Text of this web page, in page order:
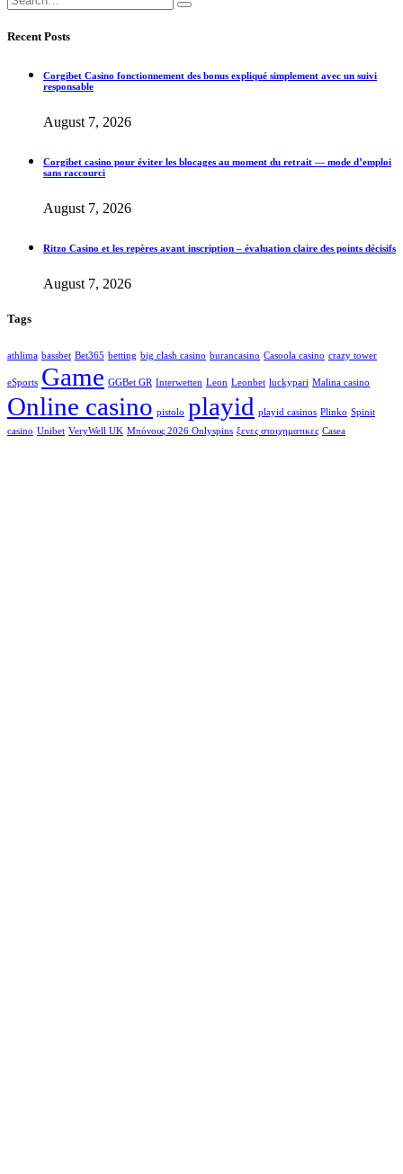
Recent Posts
Corgibet Casino fonctionnement des bonus expliqué simplement avec un suivi
responsable
August 7, 2026
Corgibet casino pour éviter les blocages au moment du retrait — mode d’emploi
sans raccourci
August 7, 2026
Ritzo Casino et les repères avant inscription – évaluation claire des points décisifs
August 7, 2026
Tags
athlima bassbet Bet365 betting big clash casino burancasino Casoola casino crazy tower
eSports Game GGBet GR Interwetten Leon Leonbet luckypari Malina casino
Online casino pistolo playid playid casinos Plinko Spinit
casino Unibet VeryWell UK Μπόνους 2026 Onlyspins ξενες στοιχηματικες Сasea